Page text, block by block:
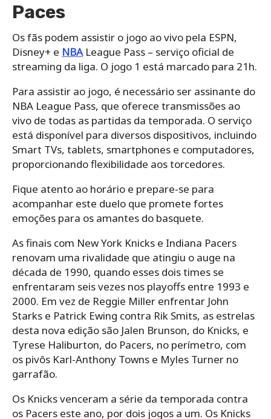
Paces
Os fãs podem assistir o jogo ao vivo pela ESPN,
Disney+ e NBALeague Pass – serviço oficial de
streaming da liga. O jogo 1 está marcado para 21h.
Para assistir ao jogo, é necessário ser assinante do
NBA League Pass, que oferece transmissões ao
vivo de todas as partidas da temporada. O serviço
está disponível para diversos dispositivos, incluindo
Smart TVs, tablets, smartphones e computadores,
proporcionando flexibilidade aos torcedores.
Fique atento ao horário e prepare-se para
acompanhar este duelo que promete fortes
emoções para os amantes do basquete.
As finais com New York Knicks e Indiana Pacers
renovam uma rivalidade que atingiu o auge na
década de 1990, quando esses dois times se
enfrentaram seis vezes nos playoffs entre 1993 e
2000. Em vez de Reggie Miller enfrentar John
Starks e Patrick Ewing contra Rik Smits, as estrelas
desta nova edição são Jalen Brunson, do Knicks, e
Tyrese Haliburton, do Pacers, no perímetro, com
os pivôs Karl-Anthony Towns e Myles Turner no
garrafão.
Os Knicks venceram a série da temporada contra
os Pacers este ano, por dois jogos a um. Os Knicks